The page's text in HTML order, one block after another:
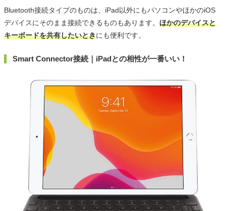
Bluetooth接続タイプのものは、iPad以外にもパソコンやほかのiOS
デバイスにそのまま接続できるものもあります。 ほかのデバイスと
キーボードを共有したいときにも便利です。
Smart Connector接続｜iPadとの相性が一番いい！